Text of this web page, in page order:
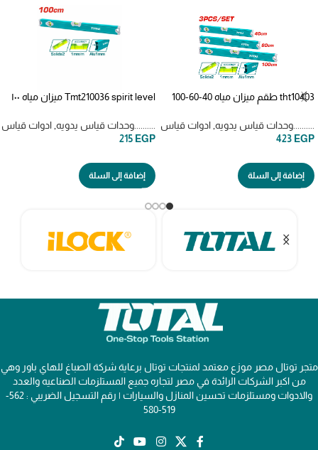
tht10403 طقم ميزان مياه 40-60-100
..........وحدات قياس يدويه ادوات قياس
423 EGP
إضافة إلى السلة
Tmt210036 spirit level ميزان مياه ١٠٠
..........وحدات قياس يدويه ادوات قياس
215 EGP
إضافة إلى السلة
متجر توتال مصر موزع معتمد لمنتجات توتال برعاية شركة الصباغ للهاي باور وهي
من اكبر الشركات الرائدة في مصر لتجاره جميع المستلزمات الصناعيه والعدد
والادوات ومستلزمات تحسين المنازل والسيارات | رقم التسجيل الضريبي : 562-
519-580